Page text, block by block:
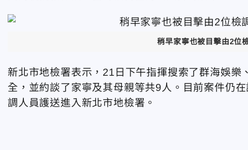
稍早家寧也被目擊由2位
新北市地檢署表示，21日下午指揮搜索了群海娛樂
全，並約談了家寧及其母親等共9人。目前案件仍
調人員護送進入新北市地檢署。